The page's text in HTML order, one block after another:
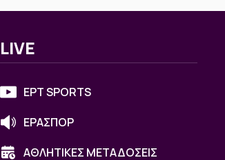
LIVE
ΕΡΤ SPORTS
ΕΡΑΣΠΟΡ
ΑΘΛΗΤΙΚΕΣ ΜΕΤΑΔΟΣΕΙΣ